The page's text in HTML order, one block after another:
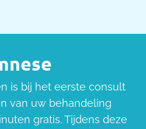
is bij het eerste consult
van uw behandeling
gratis. Tijdens deze